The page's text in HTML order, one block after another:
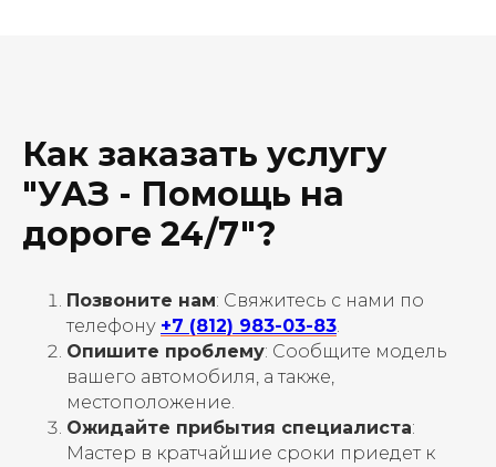
Как заказать услугу
"УАЗ - Помощь на
дороге 24/7"?
Позвоните нам: Свяжитесь с нами по
телефону +7 (812) 983-03-83.
Опишите проблему: Сообщите модель
вашего автомобиля, а также,
местоположение.
Ожидайте прибытия специалиста:
Мастер в кратчайшие сроки приедет к